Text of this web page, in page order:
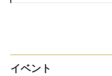
イベント